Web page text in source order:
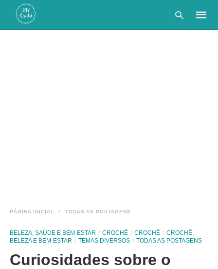
PÁGINA INICIAL TODAS AS POSTAGENS
BELEZA, SAÚDE E BEM-ESTAR CROCHÊ CROCHÊ
CROCHÊ,
BELEZA E BEM-ESTAR
TEMAS DIVERSOS TODAS AS POSTAGENS
Curiosidades sobre o